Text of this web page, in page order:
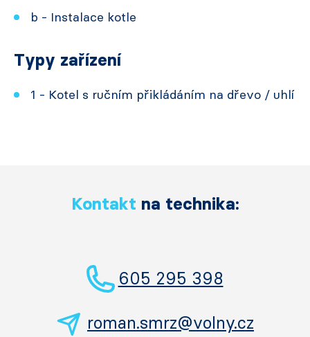
b - Instalace kotle
Typy zařízení
1 - Kotel s ručním přikládáním na dřevo / uhlí
Kontakt na technika:
605 295 398
roman.smrz@volny.cz